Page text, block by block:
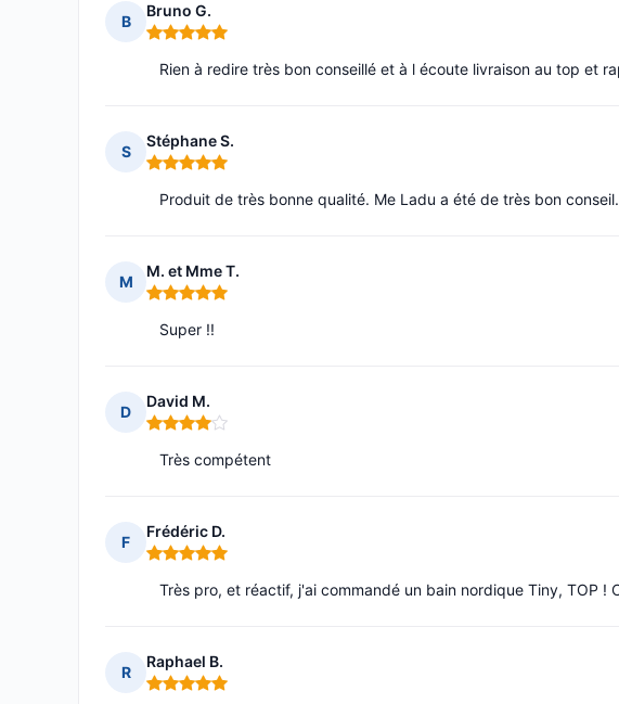
B
Bruno G.
Note : 5 sur 5
Rien à redire très bon conseillé et à l écoute livraison au top et
S
Stéphane S.
Note : 5 sur 5
Produit de très bonne qualité. Me Ladu a été de très bon
M
M. et Mme T.
Note : 5 sur 5
Super !!
D
David M.
Note : 4 sur 5
Très compétent
F
Frédéric D.
Note : 5 sur 5
Très pro, et réactif, j'ai commandé un bain nordique Tiny, TOP !
R
Raphael B.
Note : 5 sur 5